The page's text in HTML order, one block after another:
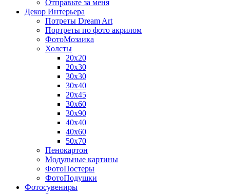
Отправьте за меня
Декор Интерьера
Потреты Dream Art
Портреты по фото акрилом
ФотоМозаика
Холсты
20х20
20х30
30х30
30х40
20х45
30х60
30х90
40х40
40х60
50х70
Пенокартон
Модульные картины
ФотоПостеры
ФотоПодушки
Фотоcувениры